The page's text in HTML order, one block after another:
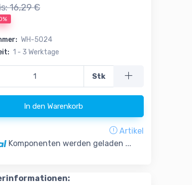
16,29 €
WH-5024
1 - 3 Werktage
Stk
In den Warenkorb
Artikel
Komponenten werden geladen ...